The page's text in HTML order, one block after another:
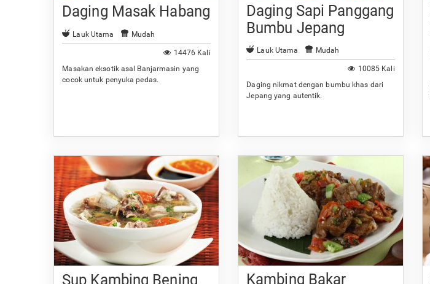
Daging Masak Habang
Lauk Utama Mudah
14476 Kali
Masakan eksotik asal Banjarmasin yang
cocok untuk penyuka pedas.
Daging Sapi Panggang
Bumbu Jepang
Lauk Utama Mudah
10085 Kali
Daging nikmat dengan bumbu khas dari
Jepang yang autentik.
Sup Kambing Bening
Kambing Bakar